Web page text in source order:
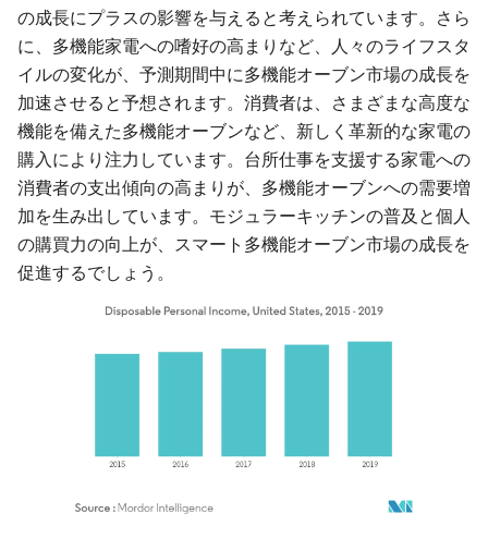
の成長にプラスの影響を与えると考えられています。さら
に、多機能家電への嗜好の高まりなど、人々のライフスタ
イルの変化が、予測期間中に多機能オーブン市場の成長を
加速させると予想されます。消費者は、さまざまな高度な
機能を備えた多機能オーブンなど、新しく革新的な家電の
購入により注力しています。台所仕事を支援する家電への
消費者の支出傾向の高まりが、多機能オーブンへの需要増
加を生み出しています。モジュラーキッチンの普及と個人
の購買力の向上が、スマート多機能オーブン市場の成長を
促進するでしょう。